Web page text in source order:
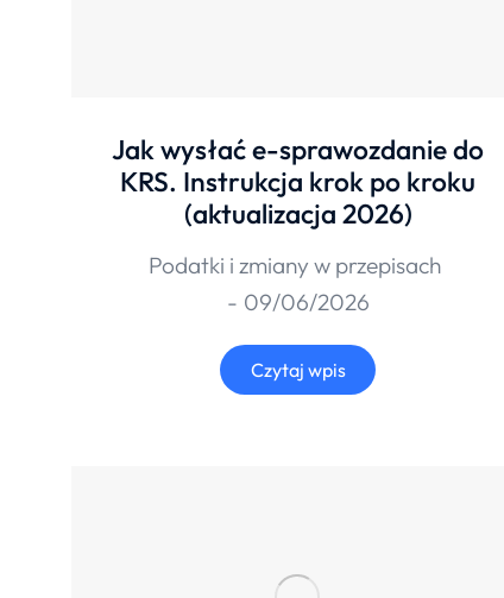
Jak wysłać e-sprawozdanie do
KRS. Instrukcja krok po kroku
(aktualizacja 2026)
Podatki i zmiany w przepisach
09/06/2026
Czytaj wpis